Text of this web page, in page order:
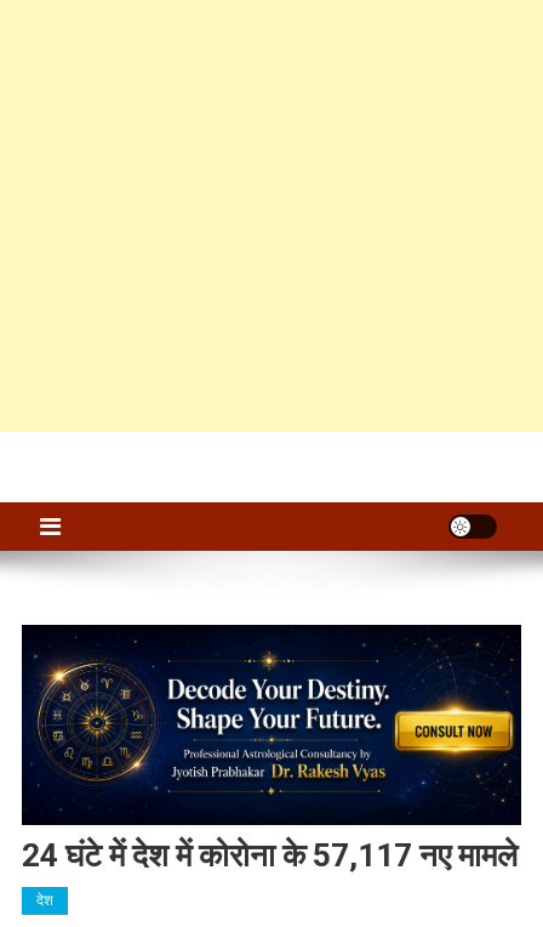
24 घंटे में देश में कोरोना के 57,117 नए मामले
देश